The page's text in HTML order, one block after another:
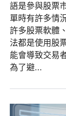
語是參與股票
單時有許多情
許多股票軟體
法都是使用股
能會導致交易
為了避...